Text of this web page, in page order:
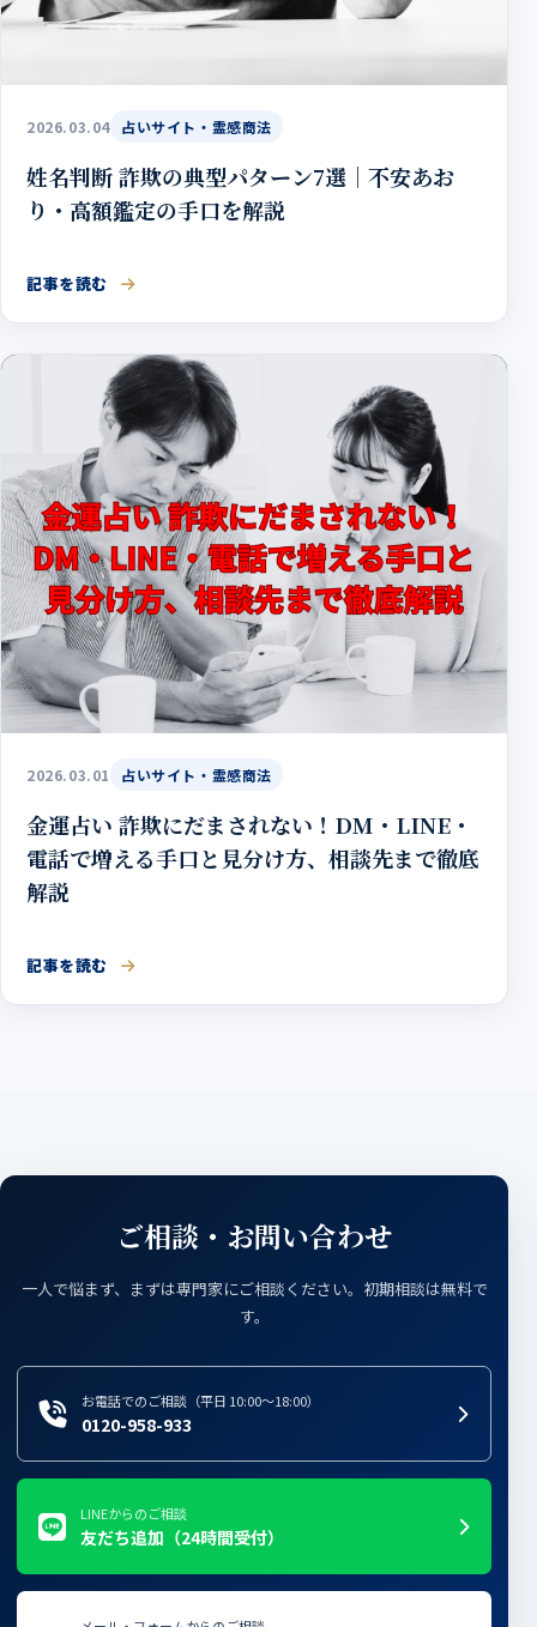
2026.03.04 占いサイト・霊感商法
姓名判断 詐欺の典型パターン7選｜不安あお
り・高額鑑定の手口を解説
記事を読む
2026.03.01 占いサイト・霊感商法
金運占い 詐欺にだまされない！DM・LINE・
電話で増える手口と見分け方、相談先まで徹底
解説
記事を読む
ご相談・お問い合わせ
一人で悩まず、まずは専門家にご相談ください。初期相談は無料で
す。
お電話でのご相談（平日 10:00〜18:00）
0120-958-933
LINEからのご相談
友だち追加（24時間受付）